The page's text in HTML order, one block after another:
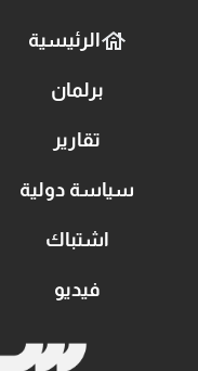
الرئيسية
برلمان
تقارير
سياسة دولية
اشتباك
فيديو